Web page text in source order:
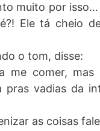
muito por
Ele tá cheio
o tom, disse:
me comer,
pras vadias da
as coisas